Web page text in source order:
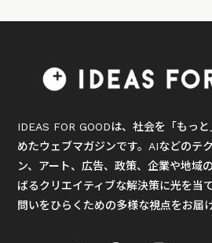
IDEAS FOR GOODは、社会を「もっ
めたウェブマガジンです。AIなどのテ
ン、アート、広告、政策、企業や地域
ばるクリエイティブな解決策に光を当
問いをひらくための多様な視点をお届